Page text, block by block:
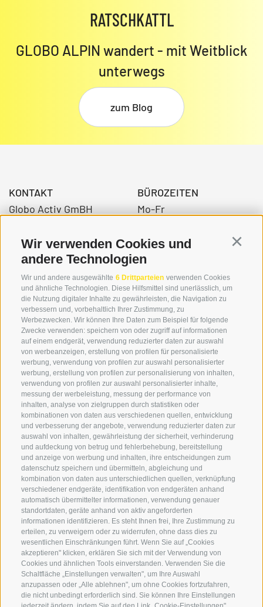
Wir verwenden Cookies und
andere Technologien
Wir und andere ausgewählte 6 Drittparteien verwenden Cookies
und ähnliche Technologien. Diese Hilfsmittel sind unerlässlich, um
die Nutzung digitaler Inhalte zu gewährleisten, die Navigation zu
verbessern und, vorbehaltlich Ihrer Zustimmung, zu
Werbezwecken. Wir können Ihre Daten zum Beispiel für folgende
Zwecke verwenden: speichern von oder zugriff auf informationen
auf einem endgerät, verwendung reduzierter daten zur auswahl
von werbeanzeigen, erstellung von profilen für personalisierte
werbung, verwendung von profilen zur auswahl personalisierter
werbung, erstellung von profilen zur personalisierung von inhalten,
verwendung von profilen zur auswahl personalisierter inhalte,
messung der werbeleistung, messung der performance von
inhalten, analyse von zielgruppen durch statistiken oder
kombinationen von daten aus verschiedenen quellen, entwicklung
und verbesserung der angebote, verwendung reduzierter daten zur
auswahl von inhalten, gewährleistung der sicherheit, verhinderung
und aufdeckung von betrug und fehlerbehebung, bereitstellung
und anzeige von werbung und inhalten, ihre entscheidungen zum
datenschutz speichern und übermitteln, abgleichung und
kombination von daten aus unterschiedlichen quellen, verknüpfung
verschiedener endgeräte, identifikation von endgeräten anhand
automatisch übermittelter informationen, verwendung genauer
standortdaten, geräte anhand von aktiv angeforderten
informationen identifizieren. Es steht Ihnen frei, Ihre Zustimmung zu
erteilen, zu verweigern oder zu widerrufen, ohne dass dies zu
wesentlichen Einschränkungen führt. Wenn Sie auf „Cookies
akzeptieren" klicken, erklären Sie sich mit der Verwendung von
Cookies und ähnlichen Tools einverstanden. Verwenden Sie die
Schaltfläche „Einstellungen verwalten", um Ihre Auswahl
anzupassen oder „Alle ablehnen", um ohne Cookies fortzufahren,
die nicht unbedingt erforderlich sind. Sie können Ihre Einstellungen
RATSCHKATTL
GLOBO ALPIN wandert - mit Weitblick
unterwegs
zum Blog
KONTAKT
Globo Activ GmBH
39034 Toblach
+39 0474 976139
info@globoalpin.com
BÜROZEITEN
Mo-Fr
14.00 – 17:00 Uhr
SERVICE
Kontakt
Wetter & Lawinen
FAQ & AGB
Schwierigkeitseinteilung
Reisetaschen & Dry Bag
Newsletter
Leihausrüstung
Login
Bezahlung
Partner
Pauschalreiserichtlinie
ON TOUR
Wir
Winterprogramm
Sommerprogramm